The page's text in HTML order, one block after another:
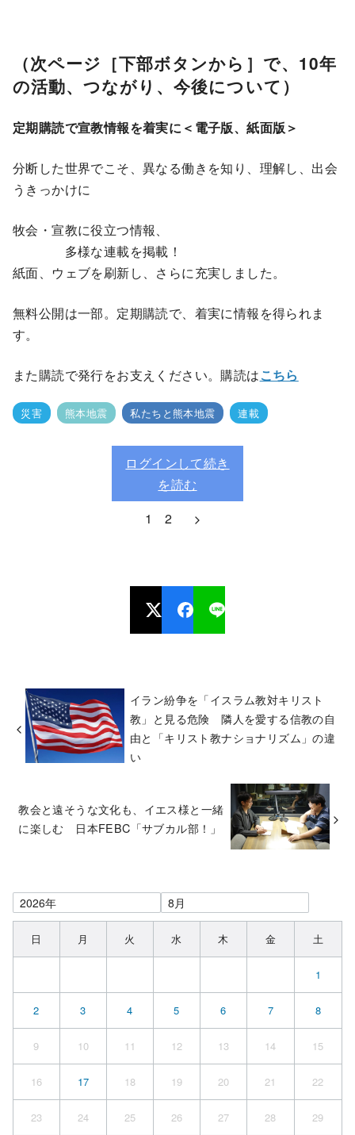
（次ページ［下部ボタンから］で、10年
の活動、つながり、今後について）
定期購読で宣教情報を着実に＜電子版、紙面版＞
分断した世界でこそ、異なる働きを知り、理解し、出会
うきっかけに
牧会・宣教に役立つ情報、
多様な連載を掲載！
紙面、ウェブを刷新し、さらに充実しました。
無料公開は一部。定期購読で、着実に情報を得られま
す。
また購読で発行をお支えください。購読はこちら
災害 熊本地震 私たちと熊本地震 連載
ログインして続き
を読む
1
2
イラン紛争を「イスラム教対キリスト
教」と見る危険 隣人を愛する信教の自
由と「キリスト教ナショナリズム」の違
い
教会と遠そうな文化も、イエス様と一緒
に楽しむ 日本FEBC「サブカル部！」
日 月 火 水 木 金 土
1
2 3 4 5 6 7 8
9 10 11 12 13 14 15
16 17 18 19 20 21 22
23 24 25 26 27 28 29